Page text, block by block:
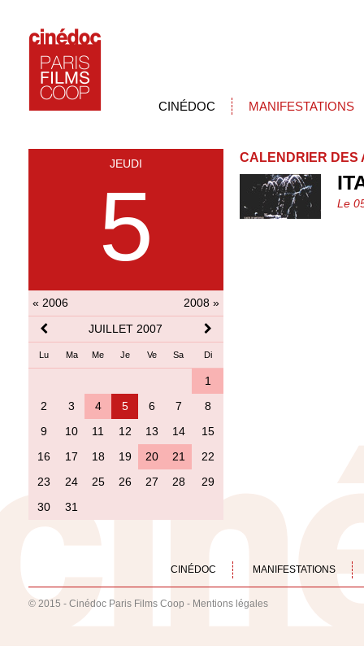
CINÉDOC MANIFESTATIONS
JEUDI
5
« 2006
2008 »
JUILLET 2007
Lu Ma Me Je Ve Sa Di
1
2
3 4 5 6 7
8
9
10 11 12 13 14
15
16
17 18 19 20 21
22
23
24 25 26 27 28
29
30
31
CALENDRIER DES
Le
CINÉDOC MANIFESTATIONS
© 2015 - Cinédoc Paris Films Coop - Mentions légales